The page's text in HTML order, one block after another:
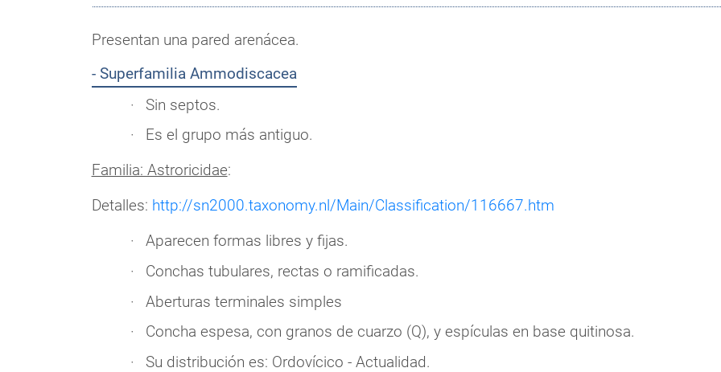
Presentan una pared arenácea.
- Superfamilia Ammodiscacea
Sin septos.
Es el grupo más antiguo.
Familia: Astroricidae:
Detalles: http://sn2000.taxonomy.nl/Main/Classification/116667.htm
Aparecen formas libres y fijas.
Conchas tubulares, rectas o ramificadas.
Aberturas terminales simples
Concha espesa, con granos de cuarzo (Q), y espículas en base quitinosa.
Su distribución es: Ordovícico - Actualidad.